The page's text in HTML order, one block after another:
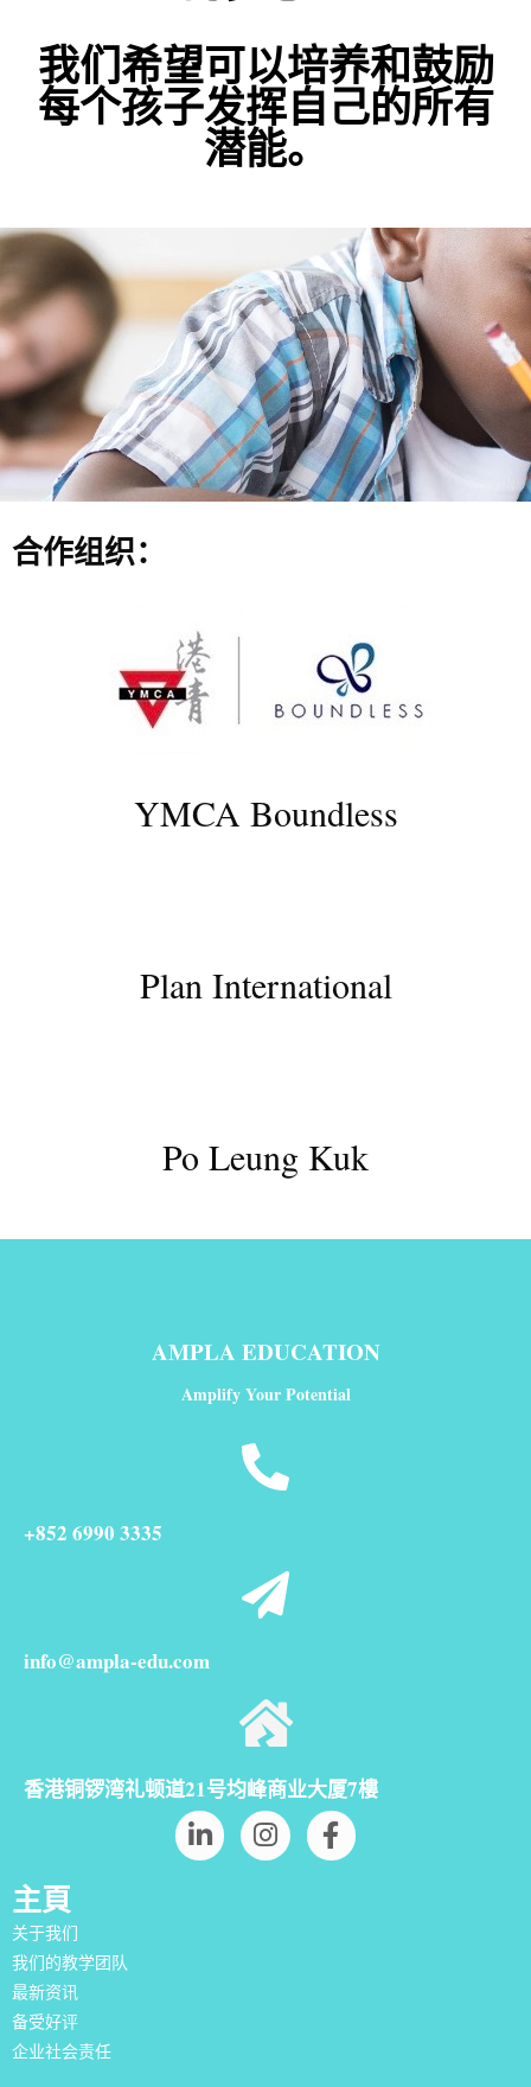
我们希望可以培养和鼓励
每个孩子发挥自己的所有
潜能。
合作组织：
YMCA Boundless
Plan International
Po Leung Kuk
AMPLA EDUCATION
Amplify Your Potential
+852 6990 3335
info@ampla-edu.com
香港铜锣湾礼顿道21号均峰商业大厦7樓
主頁
关于我们
我们的教学团队
最新资讯
备受好评
企业社会责任